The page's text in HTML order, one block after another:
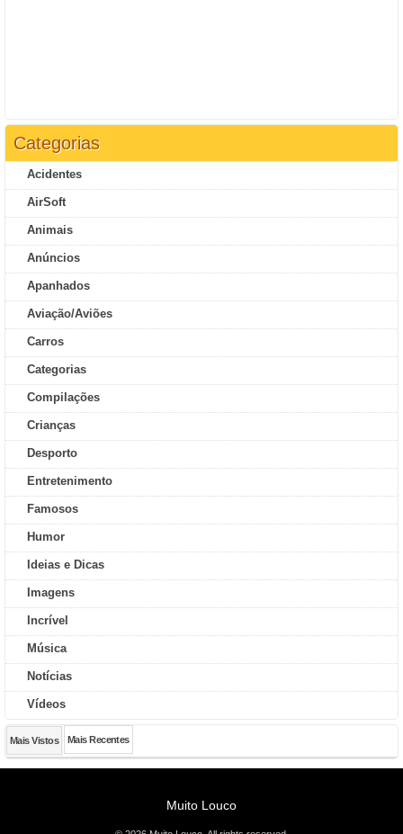
Categorias
Acidentes
AirSoft
Animais
Anúncios
Apanhados
Aviação/Aviões
Carros
Categorias
Compilações
Crianças
Desporto
Entretenimento
Famosos
Humor
Ideias e Dicas
Imagens
Incrível
Música
Notícias
Vídeos
Mais Vistos Mais Recentes
Muito Louco